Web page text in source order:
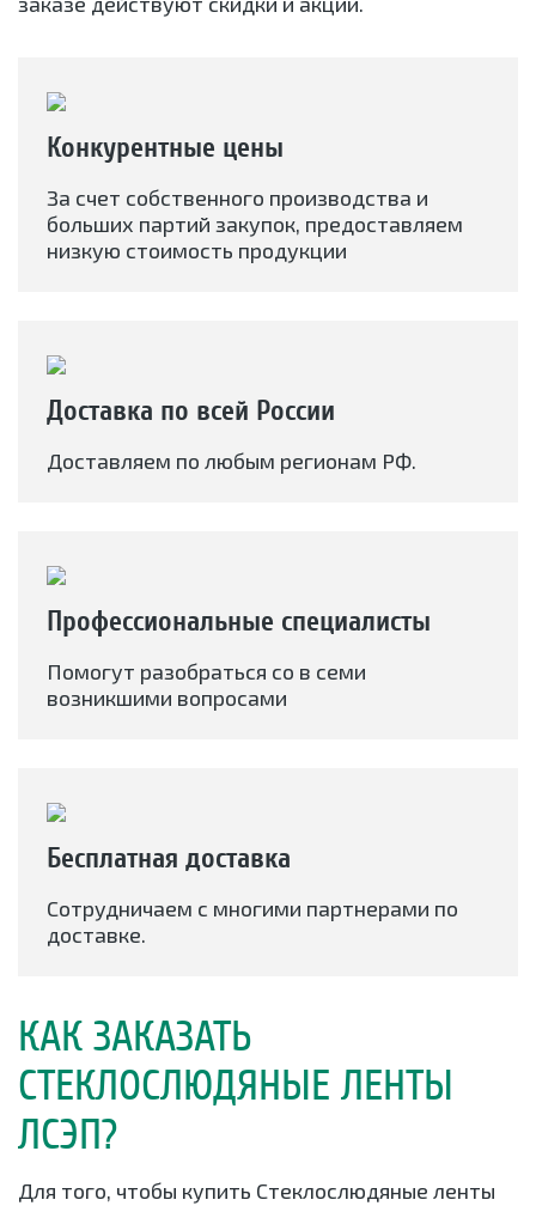
Конкурентные цены
За счет собственного производства и
больших партий закупок, предоставляем
низкую стоимость продукции
Доставка по всей России
Доставляем по любым регионам РФ.
Профессиональные специалисты
Помогут разобраться со в семи
возникшими вопросами
Бесплатная доставка
Сотрудничаем с многими партнерами по
доставке.
КАК ЗАКАЗАТЬ
СТЕКЛОСЛЮДЯНЫЕ ЛЕНТЫ
ЛСЭП?
Для того, чтобы купить Стеклослюдяные ленты